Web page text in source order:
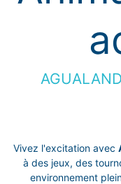
Vivez l'excitation avec
à des jeux, des
environnement